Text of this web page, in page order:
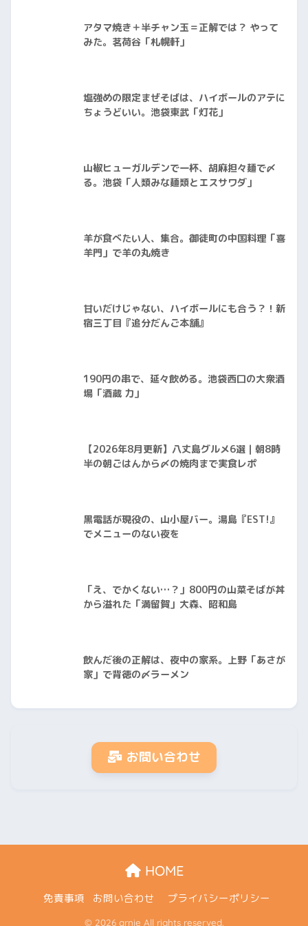
アタマ焼き＋半チャン玉＝正解では？ やって
みた。茗荷谷「札幌軒」
塩強めの限定まぜそばは、ハイボールのアテに
ちょうどいい。池袋東武「灯花」
山椒ヒューガルデンで一杯、胡麻担々麺で〆
る。池袋「人類みな麺類とエスサワダ」
羊が食べたい人、集合。御徒町の中国料理「喜
羊門」で羊の丸焼き
甘いだけじゃない、ハイボールにも合う？！新
宿三丁目『追分だんご本舗』
190円の串で、延々飲める。池袋西口の大衆酒
場「酒蔵 力」
【2026年8月更新】八丈島グルメ6選｜朝8時
半の朝ごはんから〆の焼肉まで実食レポ
黒電話が現役の、山小屋バー。湯島『EST!』
でメニューのない夜を
「え、でかくない…？」800円の山菜そばが丼
から溢れた「満留賀」大森、昭和島
飲んだ後の正解は、夜中の家系。上野「あさが
家」で背徳の〆ラーメン
お問い合わせ
HOME
免責事項 お問い合わせ プライバシーポリシー
© 2026 arnie All rights reserved.